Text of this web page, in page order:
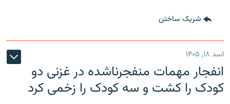
شریک ساختن
اسد ۱۸, ۱۴۰۵
انفجار مهمات منفجرناشده در غزنی دو
کودک را کشت و سه کودک را زخمی کرد